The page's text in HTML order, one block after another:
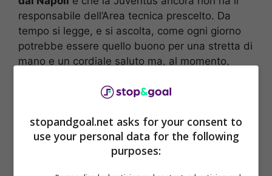
responsabile dell’Area tecnica prescelto. Da
tempo si legge, e si ascolta, come ogni giorno
potrebbe essere quello buono per una stretta di
mano e un cordiale saluto ma, al momento,
stopandgoal.net asks for your consent to
use your personal data for the following
purposes: